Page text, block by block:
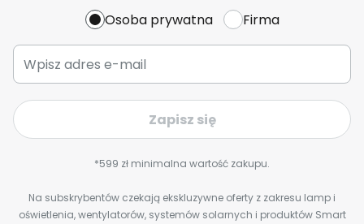
Osoba prywatna Firma
Zapisz się
*599 zł minimalna wartość zakupu.
Na subskrybentów czekają ekskluzywne oferty z zakresu lamp i
oświetlenia, wentylatorów, systemów solarnych i produktów Smart